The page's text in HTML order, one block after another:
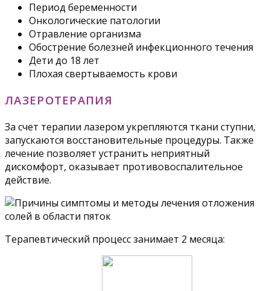
Период беременности
Онкологические патологии
Отравление организма
Обострение болезней инфекционного течения
Дети до 18 лет
Плохая свертываемость крови
ЛАЗЕРОТЕРАПИЯ
За счет терапии лазером укрепляются ткани ступни,
запускаются восстановительные процедуры. Также
лечение позволяет устранить неприятный
дискомфорт, оказывает противовоспалительное
действие.
Терапевтический процесс занимает 2 месяца: